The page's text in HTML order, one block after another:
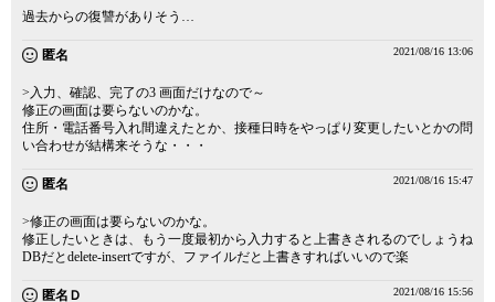
過去からの復讐がありそう…
匿名 2021/08/16 13:06
>入力、確認、完了の3 画面だけなので～
修正の画面は要らないのかな。
住所・電話番号入れ間違えたとか、接種日時をやっぱり変更したいとかの問
い合わせが結構来そうな・・・
匿名 2021/08/16 15:47
>修正の画面は要らないのかな。
修正したいときは、もう一度最初から入力すると上書きされるのでしょうね
DBだとdelete-insertですが、ファイルだと上書きすればいいので楽
匿名Ｄ 2021/08/16 15:56